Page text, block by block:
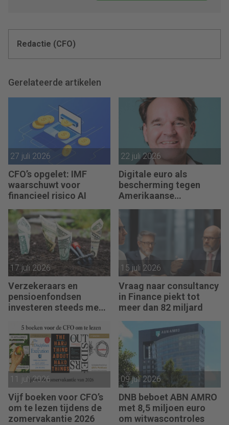
Redactie (CFO)
Gerelateerde artikelen
27 juli 2026
CFO’s opgelet: IMF
waarschuwt voor
financieel risico AI
22 juli 2026
Digitale euro als
bescherming tegen
Amerikaanse
17 juli 2026
Verzekeraars en
pensioenfondsen
investeren steeds meer
15 juli 2026
Vraag naar consultancy
in Finance piekt tot
meer dan 82 miljard
11 juli 2026
Vijf boeken voor CFO’s
om te lezen tijdens de
zomervakantie 2026
09 juli 2026
DNB beboet ABN AMRO
met 8,5 miljoen euro
om witwascontroles